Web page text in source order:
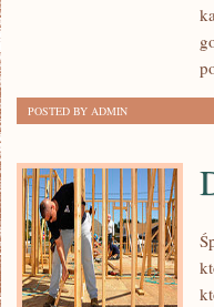
KULINARNE
POSTED BY ADMIN